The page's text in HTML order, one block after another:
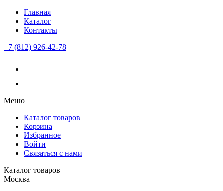
Главная
Каталог
Контакты
+7 (812) 926-42-78
Меню
Каталог товаров
Корзина
Избранное
Войти
Связаться с нами
Каталог товаров
Москва